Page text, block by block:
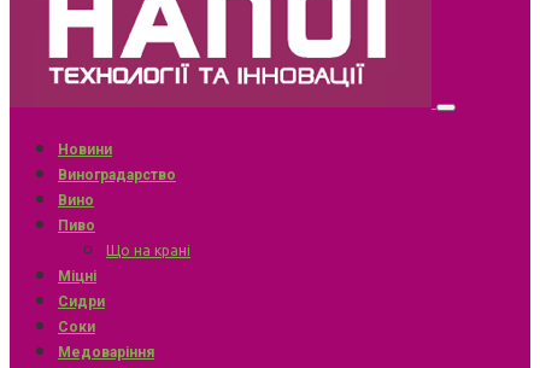
Новини
Виноградарство
Вино
Пиво
Що на крані
Міцні
Сидри
Соки
Медоваріння